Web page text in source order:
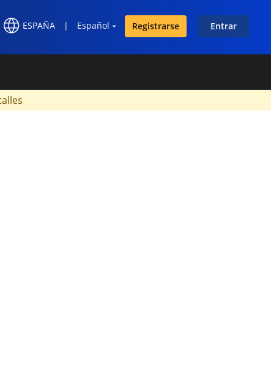
ESPAÑA | Español Registrarse Entrar